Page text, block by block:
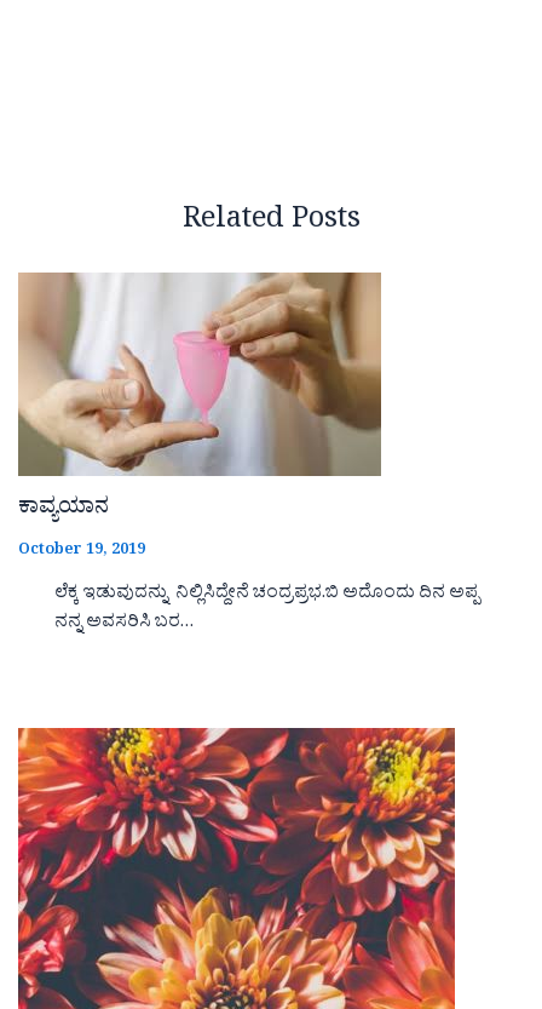
Related Posts
ಕಾವ್ಯಯಾನ
October 19, 2019
ಲೆಕ್ಕ ಇಡುವುದನ್ನು ನಿಲ್ಲಿಸಿದ್ದೇನೆ ಚಂದ್ರಪ್ರಭ.ಬಿ ಅದೊಂದು ದಿನ ಅಪ್ಪ
ನನ್ನ ಅವಸರಿಸಿ ಬರ…